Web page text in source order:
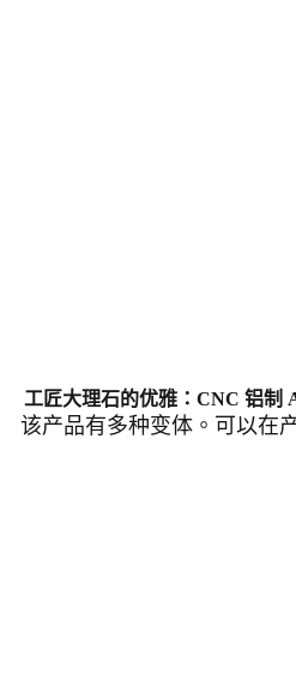
工匠大理石的优雅：CNC 铝制
该产品有多种变体。可以在